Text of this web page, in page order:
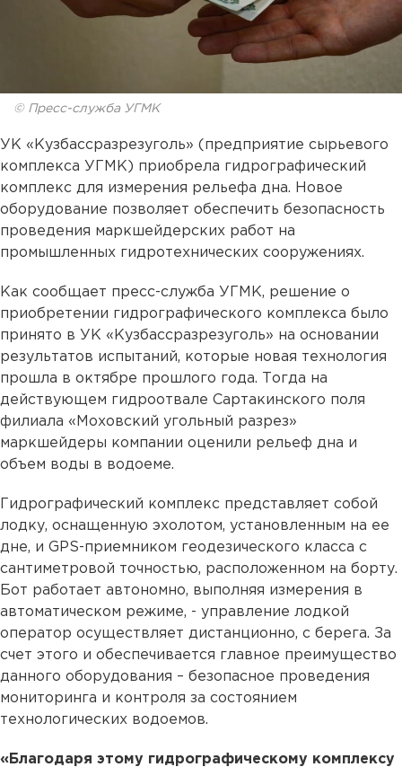
© Пресс-служба УГМК
УК «Кузбассразрезуголь» (предприятие сырьевого
комплекса УГМК) приобрела гидрографический
комплекс для измерения рельефа дна. Новое
оборудование позволяет обеспечить безопасность
проведения маркшейдерских работ на
промышленных гидротехнических сооружениях.
Как сообщает пресс-служба УГМК, решение о
приобретении гидрографического комплекса было
принято в УК «Кузбассразрезуголь» на основании
результатов испытаний, которые новая технология
прошла в октябре прошлого года. Тогда на
действующем гидроотвале Сартакинского поля
филиала «Моховский угольный разрез»
маркшейдеры компании оценили рельеф дна и
объем воды в водоеме.
Гидрографический комплекс представляет собой
лодку, оснащенную эхолотом, установленным на ее
дне, и GPS-приемником геодезического класса с
сантиметровой точностью, расположенном на борту.
Бот работает автономно, выполняя измерения в
автоматическом режиме, - управление лодкой
оператор осуществляет дистанционно, с берега. За
счет этого и обеспечивается главное преимущество
данного оборудования – безопасное проведения
мониторинга и контроля за состоянием
технологических водоемов.
«Благодаря этому гидрографическому комплексу